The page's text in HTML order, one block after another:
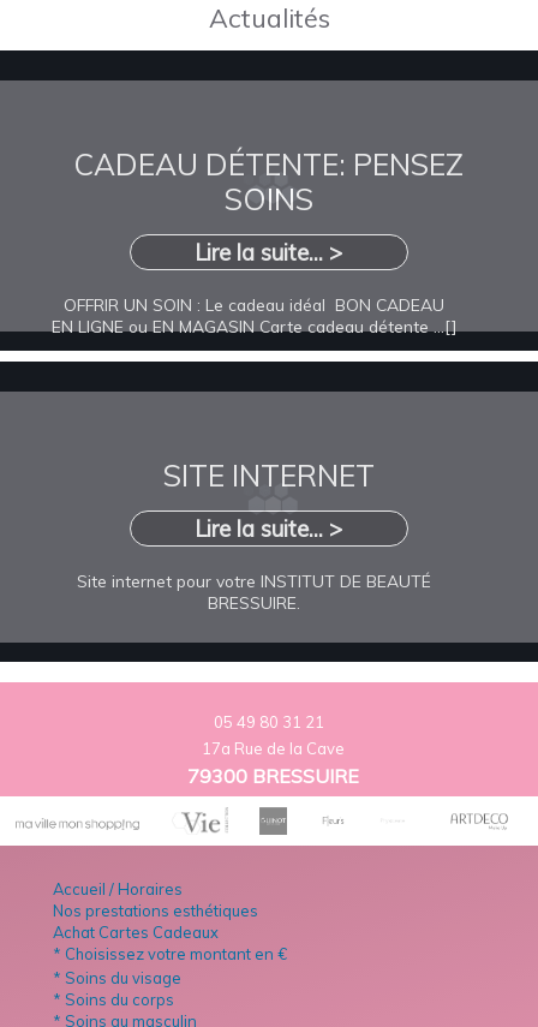
Actualités
CADEAU DÉTENTE: PENSEZ
SOINS
Lire la suite... >
OFFRIR UN SOIN : Le cadeau idéal BON CADEAU
EN LIGNE ou EN MAGASIN Carte cadeau détente ...[]
SITE INTERNET
Lire la suite... >
Site internet pour votre INSTITUT DE BEAUTÉ
BRESSUIRE.
05 49 80 31 21
17a Rue de la Cave
79300 BRESSUIRE
Accueil / Horaires
Nos prestations esthétiques
Achat Cartes Cadeaux
* Choisissez votre montant en €
* Soins du visage
* Soins du corps
* Soins au masculin